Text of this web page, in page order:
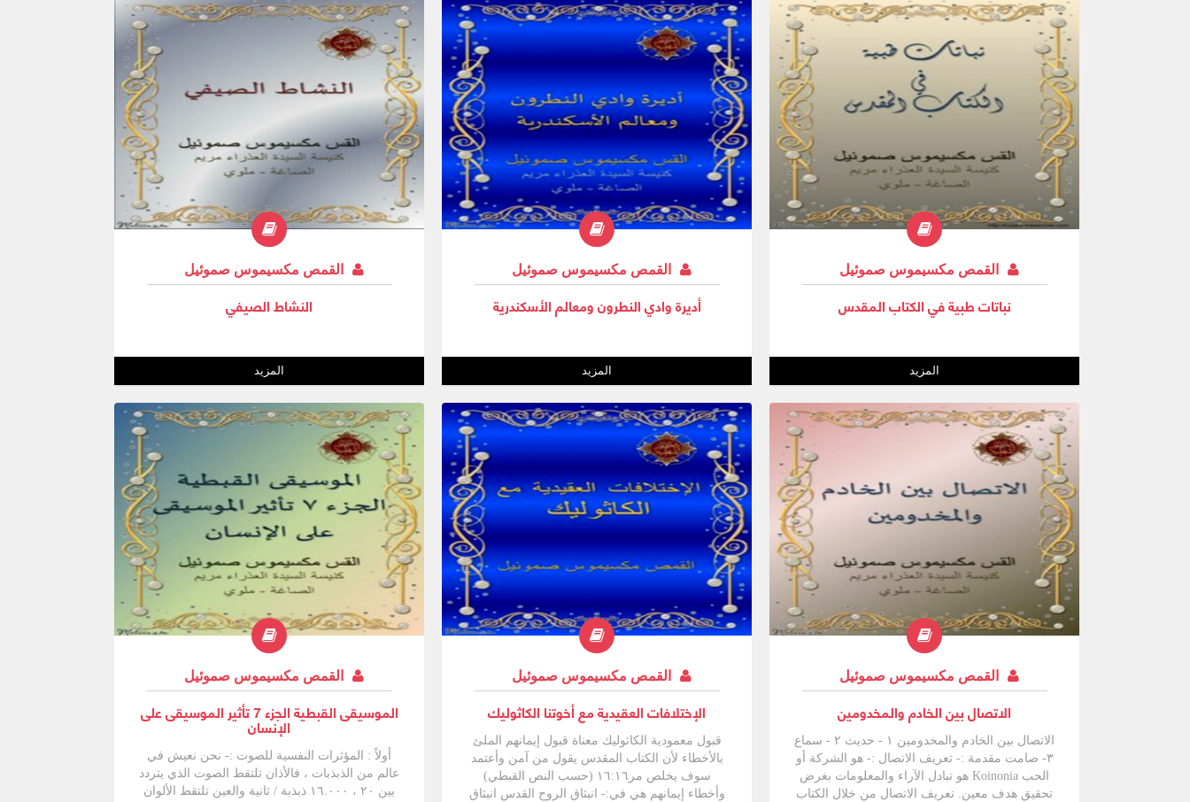
القمص مكسيموس صموئيل
نباتات طبية في الكتاب المقدس
المزيد
القمص مكسيموس صموئيل
أديرة وادي النطرون ومعالم الأسكندرية
المزيد
القمص مكسيموس صموئيل
النشاط الصيفي
المزيد
القمص مكسيموس صموئيل
الاتصال بين الخادم والمخدومين
الاتصال بين الخادم والمخدومين ١ - حديث ۲ - سماع
٣- صامت مقدمة :- تعريف الاتصال :- هو الشركة أو
الحب Koinonia هو تبادل الآراء والمعلومات بغرض
تحقيق هدف معين. تعريف الاتصال من خلال الكتاب
القمص مكسيموس صموئيل
الإختلافات العقيدية مع أخوتنا الكاثوليك
قبول معمودية الكاثوليك معناة قبول إيمانهم الملئ
بالأخطاء لأن الكتاب المقدس يقول من آمن وأعتمد
سوف يخلص مر١٦:١٦ (حسب النص القبطي)
وأخطاء إيمانهم هي في:- انبثاق الروح القدس انبثاق
القمص مكسيموس صموئيل
الموسيقى القبطية الجزء 7 تأثير الموسيقى على
الإنسان
أولاً : المؤثرات النفسية للصوت :- نحن نعيش في
عالم من الذبذبات ، فالأذان تلتقط الصوت الذي يتردد
بين ۲۰ ، ١٦.٠٠٠ ذبذبة / ثانية والعين تلتقط الألوان